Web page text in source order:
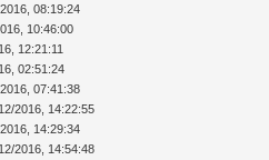
08:19:24
10:46:00
12:21:11
02:51:24
07:41:38
2016, 14:22:55
14:29:34
2016, 14:54:48